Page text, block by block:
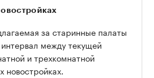
за старинные палаты
между текущей
и трехкомнатной
новостройках.